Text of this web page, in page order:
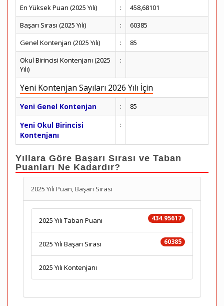
En Yüksek Puan (2025 Yılı) :
458,68101
Başarı Sırası (2025 Yılı)
:
60385
Genel Kontenjan (2025 Yılı)
:
85
Okul Birincisi Kontenjanı (2025
Yılı)
:
Yeni Kontenjan Sayıları 2026 Yılı İçin
Yeni Genel Kontenjan : 85
Yeni Okul Birincisi
Kontenjanı
:
Yıllara Göre Başarı Sırası ve Taban
Puanları Ne Kadardır?
2025 Yılı Puan, Başarı Sırası
434.95617
2025 Yılı Taban Puanı
60385
2025 Yılı Başarı Sırası
2025 Yılı Kontenjanı